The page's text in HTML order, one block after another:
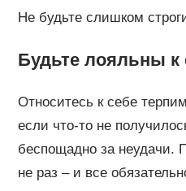
Не будьте слишком
Будьте лояльны к
Относитесь к себе
если что-то не
беспощадно за неудачи.
не раз – и все